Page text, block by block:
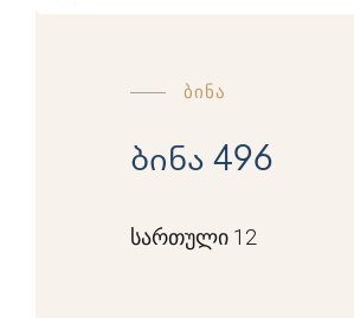
ბინა
ბინა 496
სართული 12